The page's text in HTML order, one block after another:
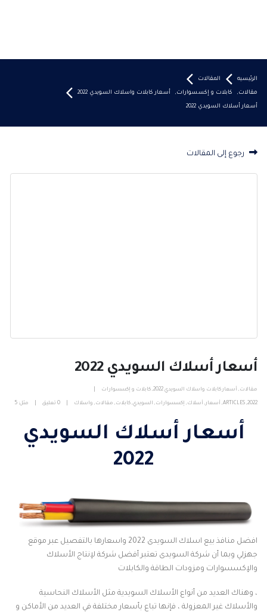
الرئيسيه المقالات
مقالات, كابلات و إكسسوارات, أسعار كابلات واسلاك السويدي 2022
أسعار أسلاك السويدي 2022
رجوع إلى المقالات
أسعار أسلاك السويدي 2022
مقالات , أسعار كابلات واسلاك السويدي 2022 , كابلات و إكسسوارات
2022
,
ARTICLES
, أسعار , أسلاك , إكسسوارات , السويدي, كابلات , مقالات , واسلاك 0 تعليق مثل: 5
أسعار أسلاك السويدي
2022
افضل منافذ بيع اسلاك السويدى 2022 واسعارها بالتفصيل عبر موقع
جهزلي وبما أن شركة السويدى تعتبر أفضل شركة لإنتاج الأسلاك
والإكسسوارات ومزودات الطاقة والكابلات
، وهناك العديد من أنواع الأسلاك السويدية مثل الأسلاك النحاسية
والأسلاك غير المعزولة ، فإنها تباع بأسعار مختلفة في العديد من الأماكن و